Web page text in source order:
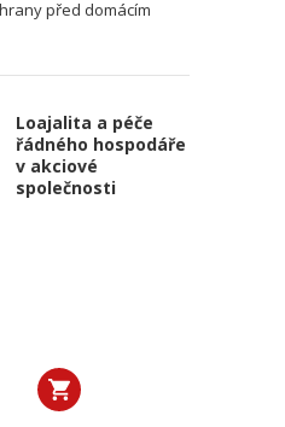
před domácím
Loajalita a péče
řádného hospodáře
v akciové
společnosti